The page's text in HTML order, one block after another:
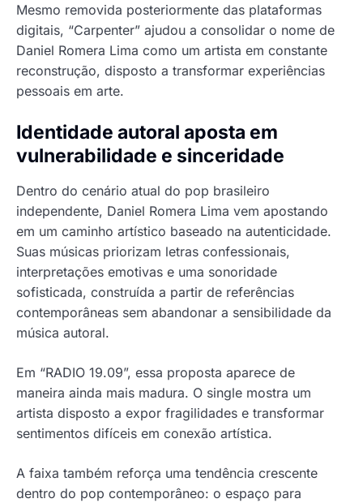
Mesmo removida posteriormente das plataformas
digitais, “Carpenter” ajudou a consolidar o nome de
Daniel Romera Lima como um artista em constante
reconstrução, disposto a transformar experiências
pessoais em arte.
Identidade autoral aposta em
vulnerabilidade e sinceridade
Dentro do cenário atual do pop brasileiro
independente, Daniel Romera Lima vem apostando
em um caminho artístico baseado na autenticidade.
Suas músicas priorizam letras confessionais,
interpretações emotivas e uma sonoridade
sofisticada, construída a partir de referências
contemporâneas sem abandonar a sensibilidade da
música autoral.
Em “RADIO 19.09”, essa proposta aparece de
maneira ainda mais madura. O single mostra um
artista disposto a expor fragilidades e transformar
sentimentos difíceis em conexão artística.
A faixa também reforça uma tendência crescente
dentro do pop contemporâneo: o espaço para